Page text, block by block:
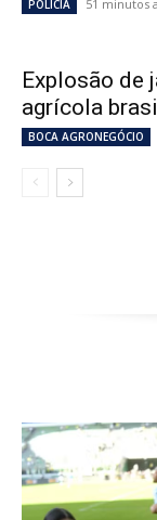
POLÍCIA 51 minutos
Explosão de
agrícola
BOCA AGRONEGÓCIO